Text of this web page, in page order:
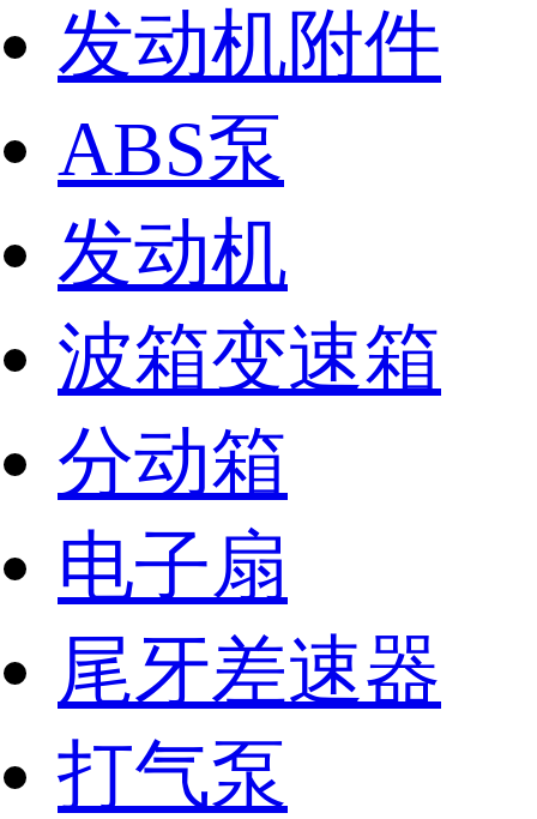
发动机附件
ABS泵
发动机
波箱变速箱
分动箱
电子扇
尾牙差速器
打气泵